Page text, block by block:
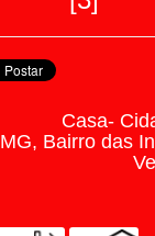
Casa-
MG, Bairro das